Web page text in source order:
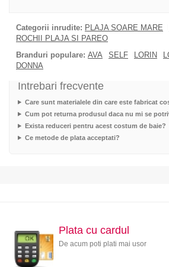
Categorii inrudite: PLAJA SOARE MARE
ROCHII PLAJA SI PAREO
Branduri populare: AVA SELF LORIN
DONNA
Intrebari frecvente
Care sunt materialele din care este fabricat
Cum pot returna produsul daca nu mi se
Exista reduceri pentru acest costum de baie?
Ce metode de plata acceptati?
Plata cu cardul
De acum poti plati mai usor